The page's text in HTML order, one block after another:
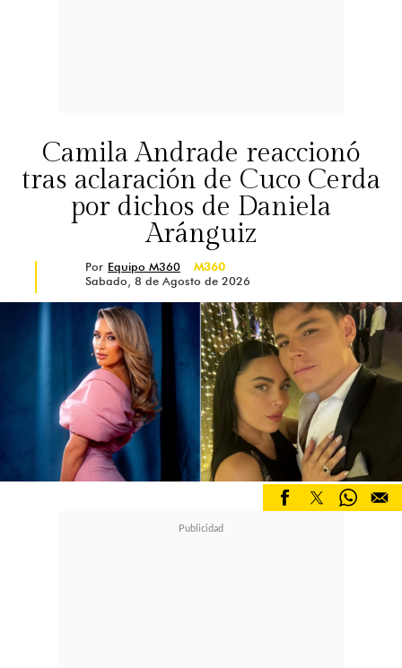
Camila Andrade reaccionó
tras aclaración de Cuco Cerda
por dichos de Daniela
Aránguiz
Por Equipo M360
M360
Sabado, 8 de Agosto de 2026